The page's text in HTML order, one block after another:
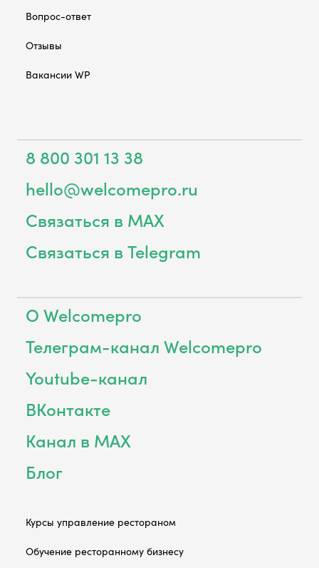
Вопрос-ответ
Отзывы
Вакансии WP
8 800 301 13 38
hello@welcomepro.ru
Связаться в MAX
Связаться в Telegram
О Welcomepro
Телеграм-канал Welcomepro
Youtube-канал
ВКонтакте
Канал в MAX
Блог
Курсы управление рестораном
Обучение ресторанному бизнесу